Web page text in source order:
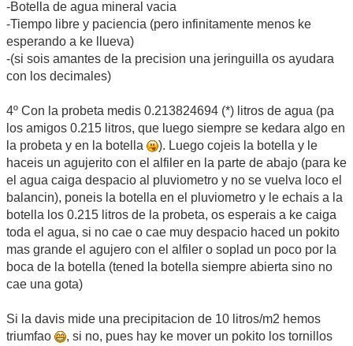
-Botella de agua mineral vacia
-Tiempo libre y paciencia (pero infinitamente menos ke
esperando a ke llueva)
-(si sois amantes de la precision una jeringuilla os ayudara
con los decimales)
4º Con la probeta medis 0.213824694 (*) litros de agua (pa
los amigos 0.215 litros, que luego siempre se kedara algo en
la probeta y en la botella
). Luego cojeis la botella y le
haceis un agujerito con el alfiler en la parte de abajo (para ke
el agua caiga despacio al pluviometro y no se vuelva loco el
balancin), poneis la botella en el pluviometro y le echais a la
botella los 0.215 litros de la probeta, os esperais a ke caiga
toda el agua, si no cae o cae muy despacio haced un pokito
mas grande el agujero con el alfiler o soplad un poco por la
boca de la botella (tened la botella siempre abierta sino no
cae una gota)
Si la davis mide una precipitacion de 10 litros/m2 hemos
triumfao
, si no, pues hay ke mover un pokito los tornillos